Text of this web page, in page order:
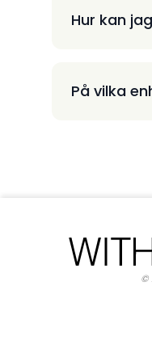
Hur kan
På vilka
©